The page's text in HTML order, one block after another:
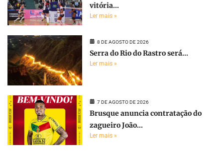
vitória...
Ler mais »
8 DE AGOSTO DE 2026
Serra do Rio do Rastro será...
Ler mais »
7 DE AGOSTO DE 2026
Brusque anuncia contratação do
zagueiro João...
Ler mais »